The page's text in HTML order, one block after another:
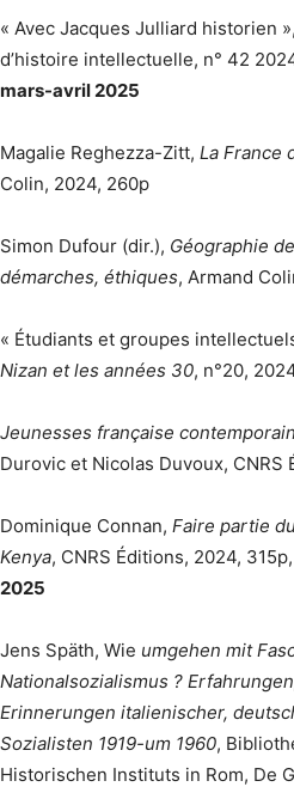
« Avec Jacques Julliard historien
d’histoire intellectuelle, n° 42
mars-avril 2025
Magalie Reghezza-Zitt, La France
Colin, 2024, 260p
Simon Dufour (dir.), Géographie
démarches, éthiques, Armand
« Étudiants et groupes
Nizan et les années 30, n°20,
Jeunesses française
Durovic et Nicolas Duvoux,
Dominique Connan, Faire partie
Kenya, CNRS Éditions, 2024,
2025
Jens Späth, Wie umgehen mit
Nationalsozialismus ?
Erinnerungen italienischer,
Sozialisten 1919-um 1960,
Historischen Instituts in Rom, De